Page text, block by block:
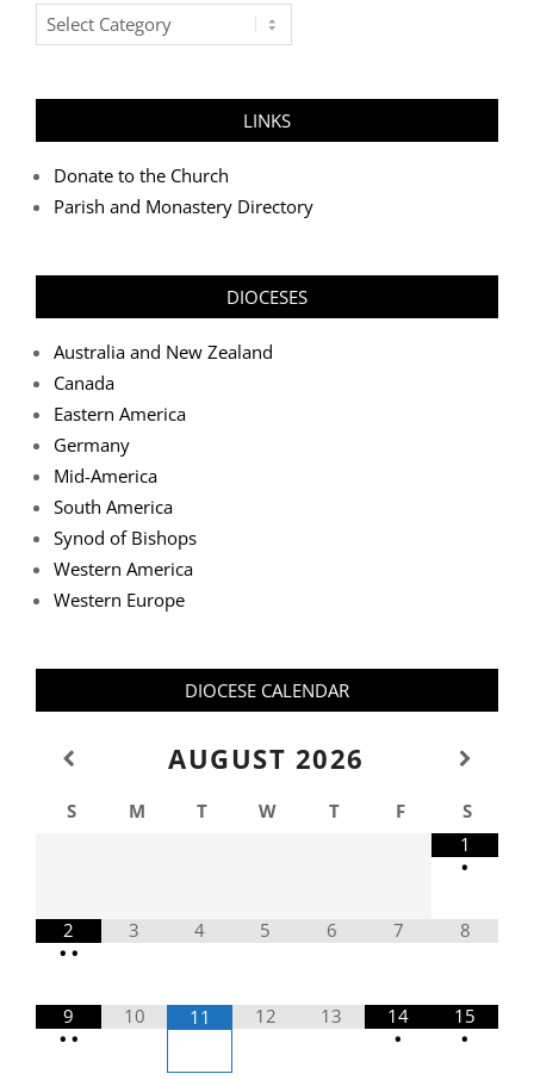
Post
Categories
LINKS
Donate to the Church
Parish and Monastery Directory
DIOCESES
Australia and New Zealand
Canada
Eastern America
Germany
Mid-America
South America
Synod of Bishops
Western America
Western Europe
DIOCESE CALENDAR
AUGUST 2026
S M T W T F
S
1
•
2
• •
3 4 5 6 7 8
9
• •
10 11 12 13
14
•
15
•